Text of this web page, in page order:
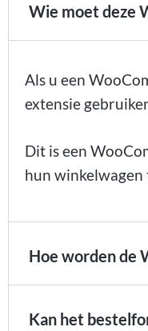
Wie moet deze
Als u een
extensie
Dit is een
hun winkelwagen
Hoe worden de
Kan het